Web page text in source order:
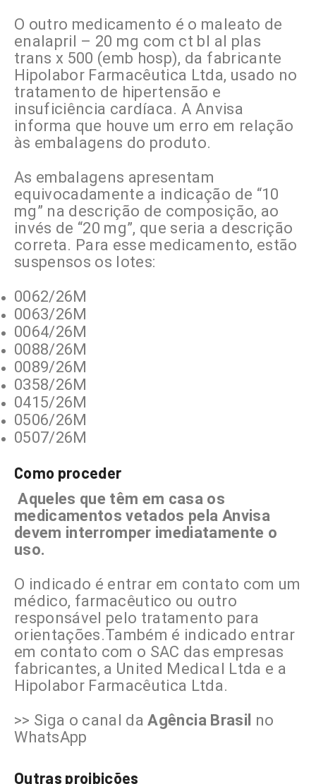
O outro medicamento é o maleato de
enalapril – 20 mg com ct bl al plas
trans x 500 (emb hosp), da fabricante
Hipolabor Farmacêutica Ltda, usado no
tratamento de hipertensão e
insuficiência cardíaca. A Anvisa
informa que houve um erro em relação
às embalagens do produto.
As embalagens apresentam
equivocadamente a indicação de “10
mg” na descrição de composição, ao
invés de “20 mg”, que seria a descrição
correta. Para esse medicamento, estão
suspensos os lotes:
0062/26M
0063/26M
0064/26M
0088/26M
0089/26M
0358/26M
0415/26M
0506/26M
0507/26M
Como proceder
Aqueles que têm em casa os
medicamentos vetados pela Anvisa
devem interromper imediatamente o
uso.
O indicado é entrar em contato com um
médico, farmacêutico ou outro
responsável pelo tratamento para
orientações.Também é indicado entrar
em contato com o SAC das empresas
fabricantes, a United Medical Ltda e a
Hipolabor Farmacêutica Ltda.
>> Siga o canal daAgência Brasil no
WhatsApp
Outras proibições